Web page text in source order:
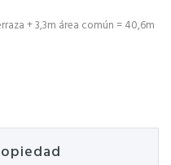
+ 3,3m área común = 40,6m